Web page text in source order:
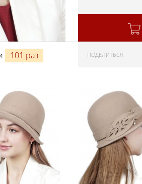
ПОДЕЛИТЬСЯ
101 раз